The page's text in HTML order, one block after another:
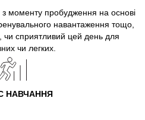
з моменту пробудження на основі
навантаження тощо,
чи сприятливий цей день для
чи легких.
НАВЧАННЯ